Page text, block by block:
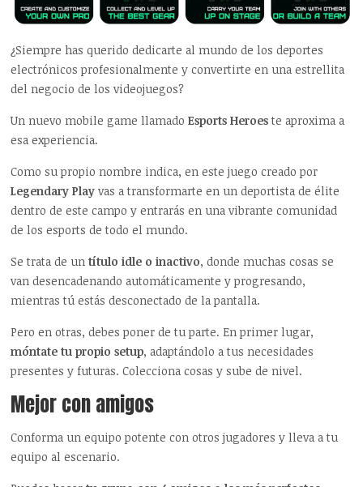
¿Siempre has querido dedicarte al mundo de los deportes
electrónicos profesionalmente y convertirte en una estrellita
del negocio de los videojuegos?
Un nuevo mobile game llamado Esports Heroeste aproxima a
esa experiencia.
Como su propio nombre indica, en este juego creado por
Legendary Play vas a transformarte en un deportista de élite
dentro de este campo y entrarás en una vibrante comunidad
de los esports de todo el mundo.
Se trata de untítulo idle o inactivo, donde muchas cosas se
van desencadenando automáticamente y progresando,
mientras tú estás desconectado de la pantalla.
Pero en otras, debes poner de tu parte. En primer lugar,
móntate tu propio setup, adaptándolo a tus necesidades
presentes y futuras. Colecciona cosas y sube de nivel.
Mejor con amigos
Conforma un equipo potente con otros jugadores y lleva a tu
equipo al escenario.